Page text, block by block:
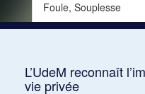
Foule, Souplesse
L’UdeM reconnaît
vie privée